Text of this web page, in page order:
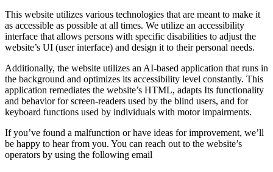
This website utilizes various technologies that are meant to make it
as accessible as possible at all times. We utilize an accessibility
interface that allows persons with specific disabilities to adjust the
website’s UI (user interface) and design it to their personal needs.
Additionally, the website utilizes an AI-based application that runs in
the background and optimizes its accessibility level constantly. This
application remediates the website’s HTML, adapts Its functionality
and behavior for screen-readers used by the blind users, and for
keyboard functions used by individuals with motor impairments.
If you’ve found a malfunction or have ideas for improvement, we’ll
be happy to hear from you. You can reach out to the website’s
operators by using the following email